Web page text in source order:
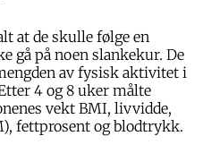
at de skulle følge en
gå på noen slankekur. De
av fysisk aktivitet i
4 og 8 uker målte
vekt BMI, livvidde,
fettprosent og blodtrykk.